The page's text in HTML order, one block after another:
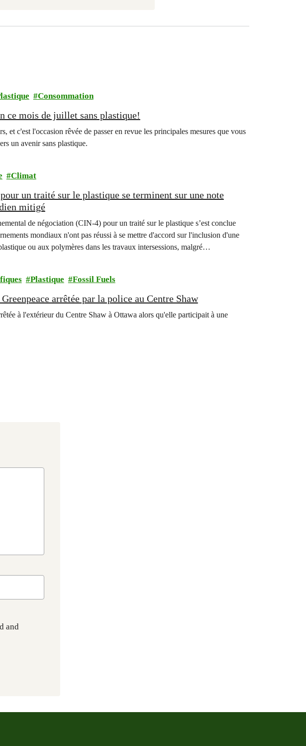
Consommation
ce mois de juillet sans plastique!
et c'est l'occasion rêvée de passer en revue les principales mesures que vous
un avenir sans plastique.
Climat
un traité sur le plastique se terminent sur une note
mitigé
de négociation (CIN-4) pour un traité sur le plastique s’est conclue
mondiaux n'ont pas réussi à se mettre d'accord sur l'inclusion d'une
ou aux polymères dans les travaux intersessions, malgré…
Plastique Fossil Fuels
arrêtée par la police au Centre Shaw
à l'extérieur du Centre Shaw à Ottawa alors qu'elle participait à une
and